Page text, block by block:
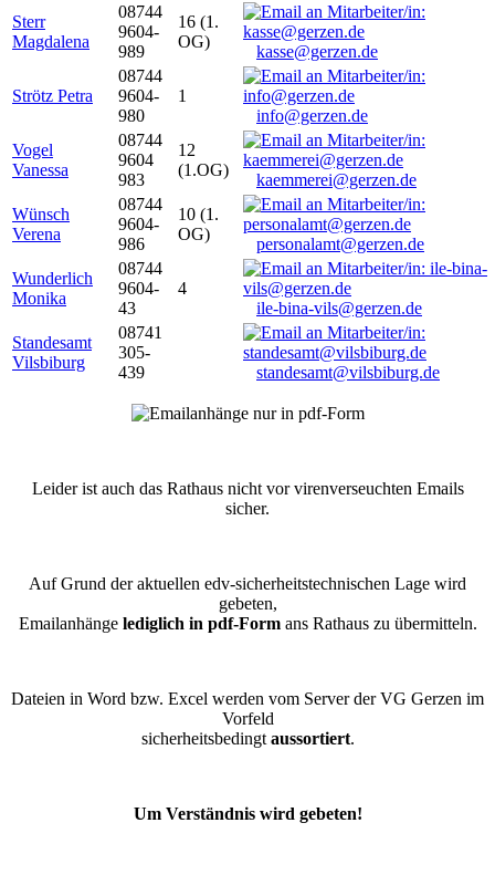
Sterr
Magdalena
08744
9604-
989
16 (1.
OG)
kasse@gerzen.de
Strötz Petra
08744
9604-
980
1
info@gerzen.de
Vogel
Vanessa
08744
9604
983
12
(1.OG)
kaemmerei@gerzen.de
Wünsch
Verena
08744
9604-
986
10 (1.
OG)
personalamt@gerzen.de
Wunderlich
Monika
08744
9604-
43
4
ile-bina-vils@gerzen.de
Standesamt
Vilsbiburg
08741
305-
439
standesamt@vilsbiburg.de
Leider ist auch das Rathaus nicht vor virenverseuchten Emails
sicher.
Auf Grund der aktuellen edv-sicherheitstechnischen Lage wird
gebeten,
Emailanhänge lediglich in pdf-Formans Rathaus zu übermitteln.
Dateien in Word bzw. Excel werden vom Server der VG Gerzen im
Vorfeld
sicherheitsbedingt aussortiert.
Um Verständnis wird gebeten!